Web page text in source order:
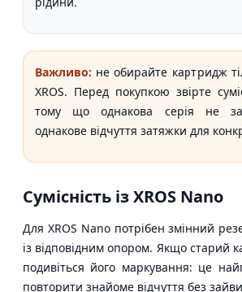
Важливо: не обирайте картридж
XROS. Перед покупкою звірте
тому що однакова серія не
однакове відчуття затяжки для
Сумісність із XROS Nano
Для XROS Nano потрібен змінний
із відповідним опором. Якщо старий
подивіться його маркування: це
повторити знайоме відчуття без